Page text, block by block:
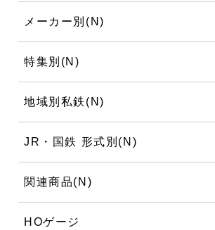
メーカー別(N)
特集別(N)
地域別私鉄(N)
JR・国鉄 形式別(N)
関連商品(N)
HOゲージ